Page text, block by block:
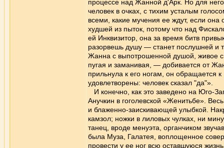
процессе над Жанной д'Арк. Но для
человек в очках, с тихим усталым
всеми, какие мучения ее ждут, если
худшей из пыток, потому что над
ей Инквизитор, она за время битв
разорвешь душу — станет послушней и
Жанна с выпотрошенной душой, живое
пугая и заманивая, — добивается от
прильнула к его ногам, он обращается
удовлетворены: человек сказал "да"».
И конечно, как это заведено на Юго-
Анучкин в гоголевской «Женитьбе».
и блаженно-заискивающей улыбкой.
камзол; ножки в лиловых чулках, ни
танец, вроде менуэта, органчиком
была Муза, Галатея, воплощенное
провести у ее ног всю оставшуюся